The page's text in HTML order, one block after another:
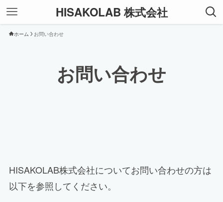
HISAKOLAB 株式会社
ホーム お問い合わせ
お問い合わせ
HISAKOLAB株式会社についてお問い合わせの方は
以下を参照してください。